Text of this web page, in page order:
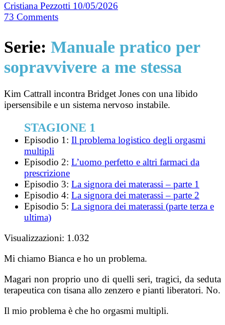
Cristiana Pezzotti 10/05/2026
73 Comments
Serie: Manuale pratico per
sopravvivere a me stessa
Kim Cattrall incontra Bridget Jones con una libido
ipersensibile e un sistema nervoso instabile.
STAGIONE 1
Episodio 1: Il problema logistico degli orgasmi
multipli
Episodio 2: L’uomo perfetto e altri farmaci da
prescrizione
Episodio 3: La signora dei materassi – parte 1
Episodio 4: La signora dei materassi – parte 2
Episodio 5: La signora dei materassi (parte terza e
ultima)
Visualizzazioni: 1.032
Mi chiamo Bianca e ho un problema.
Magari non proprio uno di quelli seri, tragici, da seduta
terapeutica con tisana allo zenzero e pianti liberatori. No.
Il mio problema è che ho orgasmi multipli.